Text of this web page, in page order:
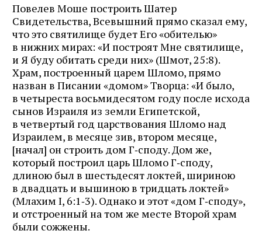
Повелев Моше построить Шатер
Свидетельства, Всевышний прямо сказал ему,
что это святилище будет Его «обителью»
в нижних мирах: «И построят Мне святилище,
и Я буду обитать среди них» (Шмот, 25:8).
Храм, построенный царем Шломо, прямо
назван в Писании «домом» Творца: «И было,
в четыреста восьмидесятом году после исхода
сынов Израиля из земли Египетской,
в четвертый год царствования Шломо над
Израилем, в месяце зив, втором месяце,
[начал] он строить дом Г‑споду. Дом же,
который построил царь Шломо Г‑споду,
длиною был в шестьдесят локтей, шириною
в двадцать и вышиною в тридцать локтей»
(Млахим I, 6:1‑3). Однако и этот «дом Г‑споду»,
и отстроенный на том же месте Второй храм
были сожжены.